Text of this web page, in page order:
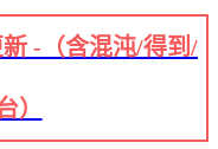
-（含混沌/得到/
）